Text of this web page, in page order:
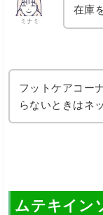
ミナミ
在庫
フットケアコー
らないときはネ
ムテキイン